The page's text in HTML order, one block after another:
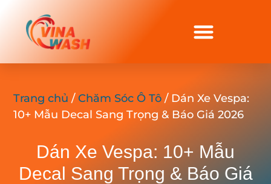
Trang chủ /Chăm Sóc Ô Tô / Dán Xe Vespa:
10+ Mẫu Decal Sang Trọng & Báo Giá 2026
Dán Xe Vespa: 10+ Mẫu
Decal Sang Trọng & Báo Giá